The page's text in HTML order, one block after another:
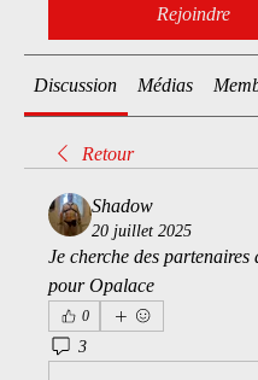
Rejoindre
Discussion Médias
Retour
Shadow
20 juillet 2025
Je cherche des partenaires
pour Opalace
0
3